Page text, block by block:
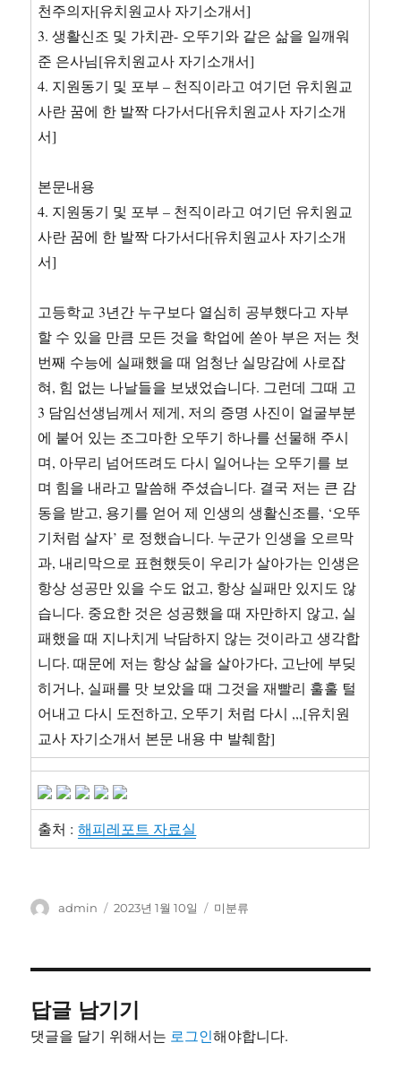
천주의자[유치원교사 자기소개서]
3. 생활신조 및 가치관- 오뚜기와 같은 삶을 일깨워
준 은사님[유치원교사 자기소개서]
4. 지원동기 및 포부 – 천직이라고 여기던 유치원교
사란 꿈에 한 발짝 다가서다[유치원교사 자기소개
서]
본문내용
4. 지원동기 및 포부 – 천직이라고 여기던 유치원교
사란 꿈에 한 발짝 다가서다[유치원교사 자기소개
서]
고등학교 3년간 누구보다 열심히 공부했다고 자부
할 수 있을 만큼 모든 것을 학업에 쏟아 부은 저는 첫
번째 수능에 실패했을 때 엄청난 실망감에 사로잡
혀, 힘 없는 나날들을 보냈었습니다. 그런데 그때 고
3 담임선생님께서 제게, 저의 증명 사진이 얼굴부분
에 붙어 있는 조그마한 오뚜기 하나를 선물해 주시
며, 아무리 넘어뜨려도 다시 일어나는 오뚜기를 보
며 힘을 내라고 말씀해 주셨습니다. 결국 저는 큰 감
동을 받고, 용기를 얻어 제 인생의 생활신조를, ‘오뚜
기처럼 살자’ 로 정했습니다. 누군가 인생을 오르막
과, 내리막으로 표현했듯이 우리가 살아가는 인생은
항상 성공만 있을 수도 없고, 항상 실패만 있지도 않
습니다. 중요한 것은 성공했을 때 자만하지 않고, 실
패했을 때 지나치게 낙담하지 않는 것이라고 생각합
니다. 때문에 저는 항상 삶을 살아가다, 고난에 부딪
히거나, 실패를 맛 보았을 때 그것을 재빨리 훌훌 털
어내고 다시 도전하고, 오뚜기 처럼 다시 ,,,[유치원
교사 자기소개서 본문 내용 中 발췌함]
출처 :해피레포트 자료실
글
admin
작
2023년 1월 10일
카
미분류
답글 남기기
댓글을 달기 위해서는 로그인해야합니다.